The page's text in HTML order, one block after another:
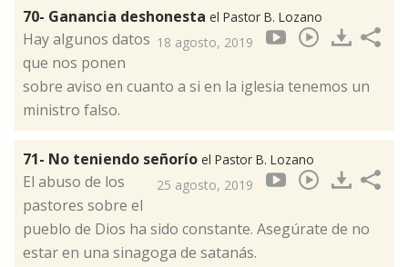
70- Ganancia deshonesta el Pastor B. Lozano
18 agosto, 2019
Hay algunos datos
que nos ponen
sobre aviso en cuanto a si en la iglesia tenemos un
ministro falso.
71- No teniendo señorío el Pastor B. Lozano
25 agosto, 2019
El abuso de los
pastores sobre el
pueblo de Dios ha sido constante. Asegúrate de no
estar en una sinagoga de satanás.